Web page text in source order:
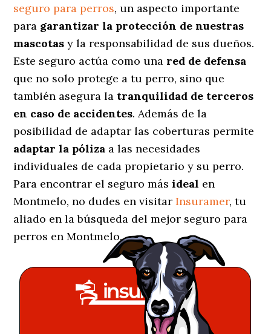
seguro para perros, un aspecto importante
para garantizar la protección de nuestras
mascotas y la responsabilidad de sus dueños.
Este seguro actúa como una red de defensa
que no solo protege a tu perro, sino que
también asegura la tranquilidad de terceros
en caso de accidentes. Además de la
posibilidad de adaptar las coberturas permite
adaptar la póliza a las necesidades
individuales de cada propietario y su perro.
Para encontrar el seguro másideal en
Montmelo, no dudes en visitarInsuramer, tu
aliado en la búsqueda del mejor seguro para
perros en Montmelo.